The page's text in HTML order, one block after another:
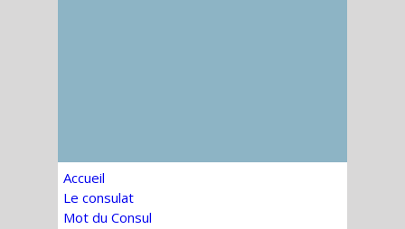
Accueil
Le consulat
Mot du Consul